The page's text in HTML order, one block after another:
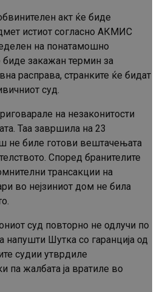
акт ќе биде
истиот согласно АКМИС
на понатамошно
закажан термин за
расправа, странките ќе бидат
суд.
на незаконитости
Таа завршила на 23
не биле готови вештачењата
Според бранителите
трансакции на
во нејзиниот дом не била
суд повторно не одлучи по
напушти Шутка со гаранција од
судии утврдиле
па жалбата ја вратиле во